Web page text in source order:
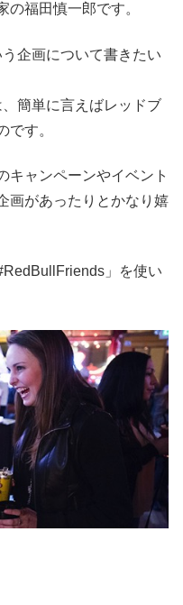
の福田慎一郎です。
企画について書きたい
簡単に言えばレッドブ
です。
キャンペーンやイベント
画があったりとかなり嬉
」を使い